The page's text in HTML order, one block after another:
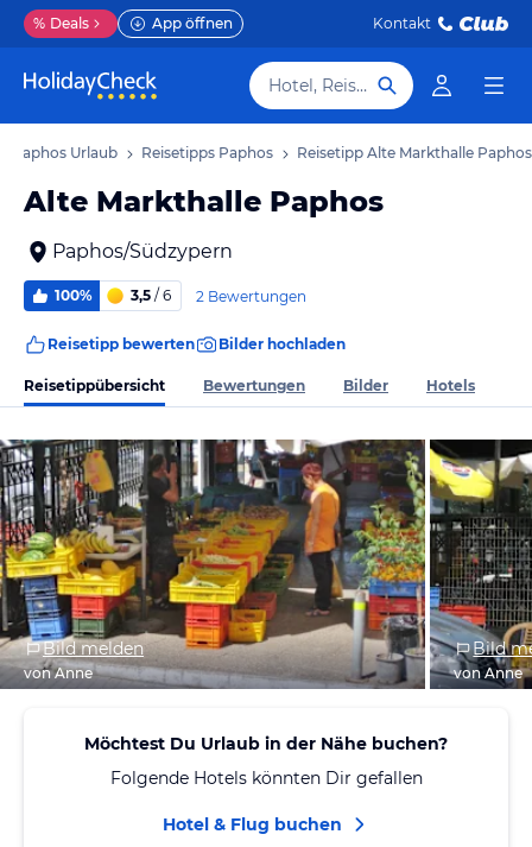
% Deals App öffnen Kontakt
Hotel, Reiseziel
Paphos Urlaub Reisetipps Paphos Reisetipp Alte Markthalle Paphos
Alte Markthalle Paphos
Paphos/Südzypern
100% 3,5 / 6 2 Bewertungen
Reisetipp bewerten Bilder hochladen
Reisetippübersicht Bewertungen Bilder Hotels
Bild melden
von Anne
Bild
von Anne
Möchtest Du Urlaub in der Nähe buchen?
Folgende Hotels könnten Dir gefallen
Hotel & Flug buchen